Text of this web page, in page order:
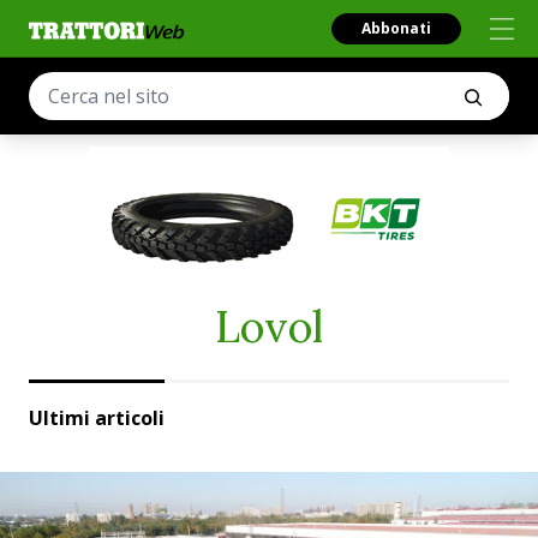
Abbonati
Lovol
Ultimi articoli